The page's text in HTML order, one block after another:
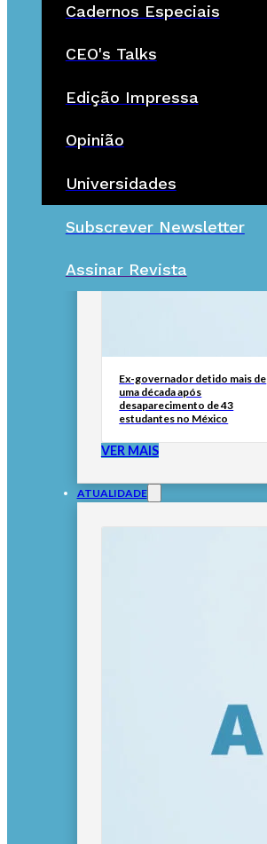
Cadernos Especiais
CEO's Talks
Edição Impressa
Opinião
Universidades
Subscrever Newsletter
Assinar Revista
Ex-governador detido mais de
uma década após
desaparecimento de 43
estudantes no México
VER MAIS
ATUALIDADE